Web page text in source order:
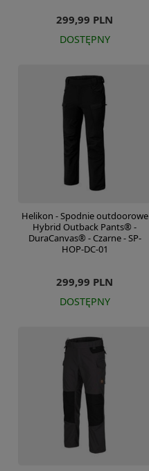
299,99 PLN
DOSTĘPNY
Helikon - Spodnie outdoorowe
Hybrid Outback Pants® -
DuraCanvas® - Czarne - SP-
HOP-DC-01
299,99 PLN
DOSTĘPNY